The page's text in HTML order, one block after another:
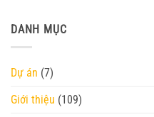
DANH MỤC
Dự án (7)
Giới thiệu (109)